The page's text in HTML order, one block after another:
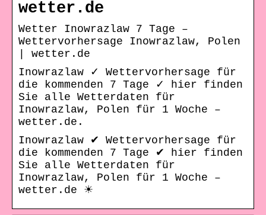
wetter.de
Wetter Inowrazlaw 7 Tage –
Wettervorhersage Inowrazlaw, Polen
| wetter.de
Inowrazlaw ✓ Wettervorhersage für
die kommenden 7 Tage ✓ hier finden
Sie alle Wetterdaten für
Inowrazlaw, Polen für 1 Woche –
wetter.de.
Inowrazlaw ✔ Wettervorhersage für
die kommenden 7 Tage ✔ hier finden
Sie alle Wetterdaten für
Inowrazlaw, Polen für 1 Woche –
wetter.de ☀